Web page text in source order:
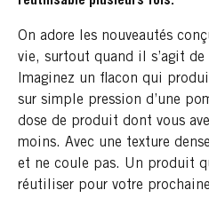
On adore les nouveautés
vie, surtout quand il s’agit
Imaginez un flacon qui
sur simple pression d’une
dose de produit dont vous
moins. Avec une texture
et ne coule pas. Un produit
réutiliser pour votre